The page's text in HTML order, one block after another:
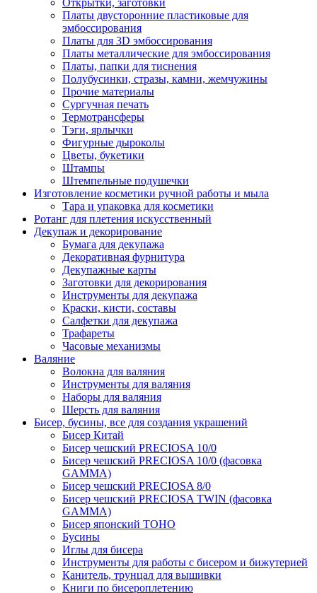
Открытки, заготовки
Платы двусторонние пластиковые для
эмбоссирования
Платы для 3D эмбоссирования
Платы металлические для эмбоссирования
Платы, папки для тиснения
Полубусинки, стразы, камни, жемчужины
Прочие материалы
Сургучная печать
Термотрансферы
Тэги, ярлычки
Фигурные дыроколы
Цветы, букетики
Штампы
Штемпельные подушечки
Изготовление косметики ручной работы и мыла
Тара и упаковка для косметики
Ротанг для плетения искусственный
Декупаж и декорирование
Бумага для декупажа
Декоративная фурнитура
Декупажные карты
Заготовки для декорирования
Инструменты для декупажа
Краски, кисти, составы
Салфетки для декупажа
Трафареты
Часовые механизмы
Валяние
Волокна для валяния
Инструменты для валяния
Наборы для валяния
Шерсть для валяния
Бисер, бусины, все для создания украшений
Бисер Китай
Бисер чешский PRECIOSA 10/0
Бисер чешский PRECIOSA 10/0 (фасовка
GAMMA)
Бисер чешский PRECIOSA 8/0
Бисер чешский PRECIOSA TWIN (фасовка
GAMMA)
Бисер японский TOHO
Бусины
Иглы для бисера
Инструменты для работы с бисером и бижутерией
Канитель, трунцал для вышивки
Книги по бисероплетению